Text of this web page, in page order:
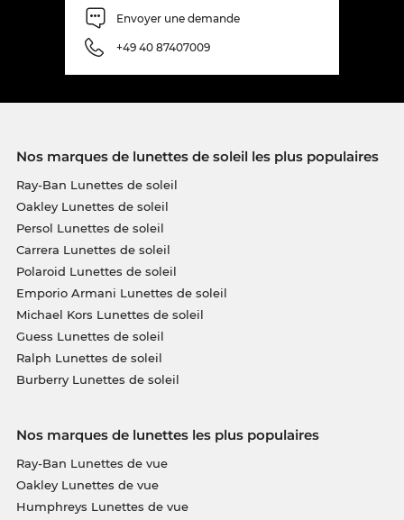
Envoyer une demande
+49 40 87407009
Nos marques de lunettes de soleil les plus populaires
Ray-Ban Lunettes de soleil
Oakley Lunettes de soleil
Persol Lunettes de soleil
Carrera Lunettes de soleil
Polaroid Lunettes de soleil
Emporio Armani Lunettes de soleil
Michael Kors Lunettes de soleil
Guess Lunettes de soleil
Ralph Lunettes de soleil
Burberry Lunettes de soleil
Nos marques de lunettes les plus populaires
Ray-Ban Lunettes de vue
Oakley Lunettes de vue
Humphreys Lunettes de vue